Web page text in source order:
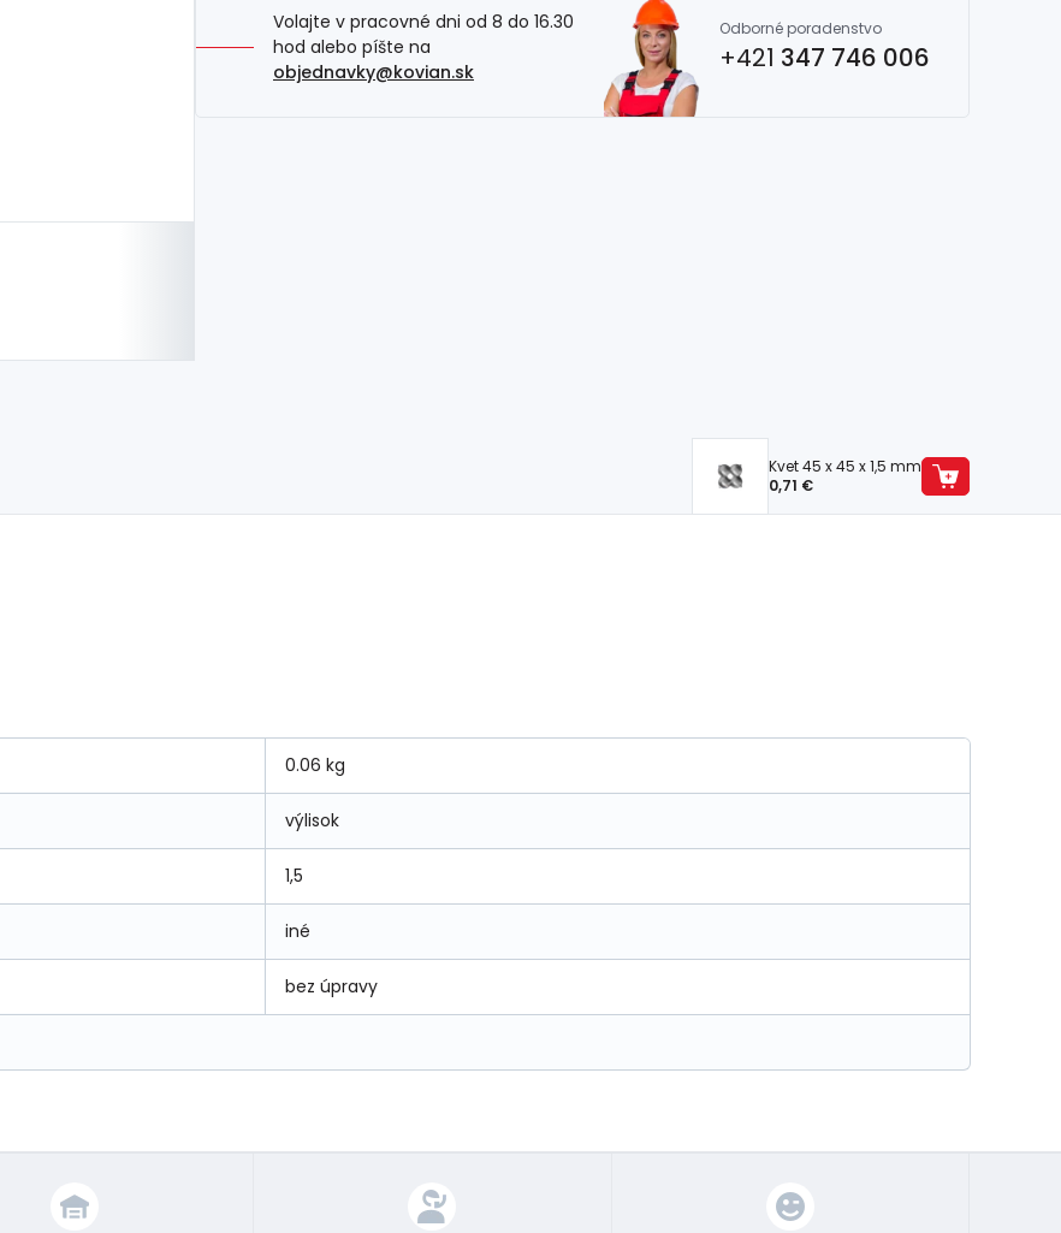
Volajte v pracovné dni od 8 do 16.30
hod alebo píšte na
objednavky@kovian.sk
Odborné poradenstvo
+421 347 746 006
Kvet 45 x 45 x 1,5 mm
0,71 €
0.06 kg
výlisok
1,5
iné
bez úpravy